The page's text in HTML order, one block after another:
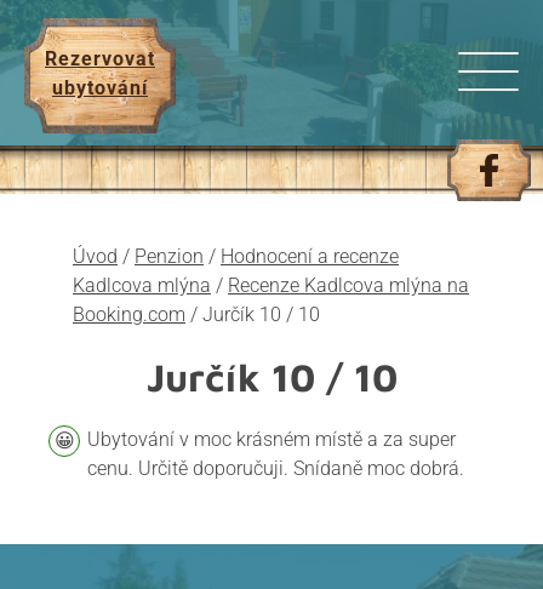
Rezervovat
ubytování
Úvod / Penzion / Hodnocení a recenze
Kadlcova mlýna / Recenze Kadlcova mlýna na
Booking.com / Jurčík 10 / 10
Jurčík 10 / 10
Ubytování v moc krásném místě a za super
cenu. Určitě doporučuji. Snídaně moc dobrá.